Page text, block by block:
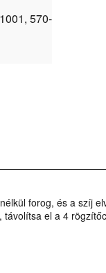
570-
forog, és a szíj
távolítsa el a 4